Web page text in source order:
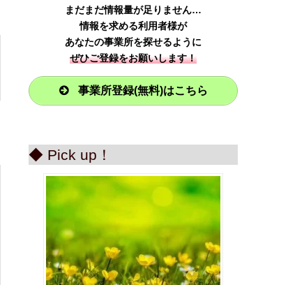
まだまだ情報量が足りません…
情報を求める利用者様が
あなたの事業所を探せるように
ぜひご登録をお願いします！
事業所登録(無料)はこちら
◆ Pick up！